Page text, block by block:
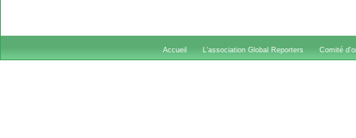
Accueil L'association Global Reporters Comité